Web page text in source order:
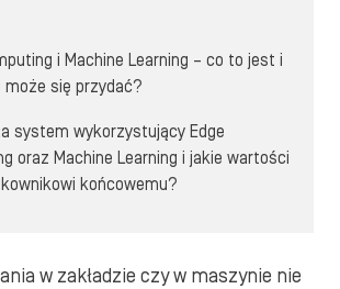
i Machine Learning – co to jest i
może się przydać?
system wykorzystujący Edge
oraz Machine Learning i jakie wartości
końcowemu?
w zakładzie czy w maszynie nie